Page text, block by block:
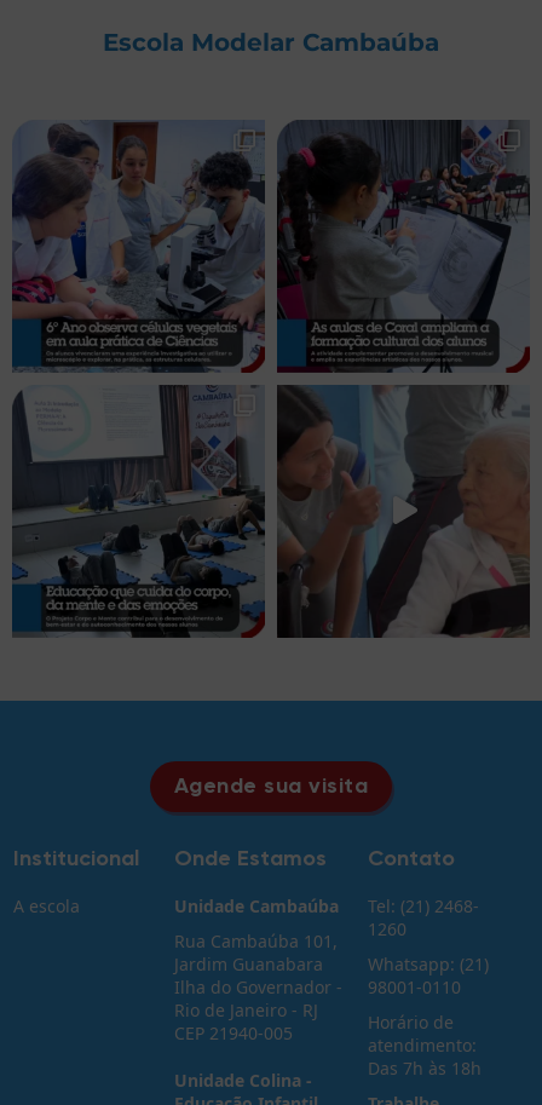
Escola Modelar Cambaúba
Institucional
A escola
Onde Estamos
Unidade Cambaúba
Rua Cambaúba 101,
Jardim Guanabara
Ilha do Governador -
Rio de Janeiro - RJ
CEP 21940-005
Unidade Colina -
Contato
Tel: (21) 2468-
1260
Whatsapp: (21)
98001-0110
Horário de
atendimento:
Das 7h às 18h
Agende sua visita